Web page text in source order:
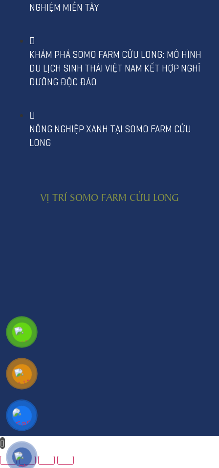
NGHIỆM MIỀN TÂY
KHÁM PHÁ SOMO FARM CỬU LONG: MÔ HÌNH
DU LỊCH SINH THÁI VIỆT NAM KẾT HỢP NGHỈ
DƯỠNG ĐỘC ĐÁO
NÔNG NGHIỆP XANH TẠI SOMO FARM CỬU
LONG
VỊ TRÍ SOMO FARM CỬU LONG